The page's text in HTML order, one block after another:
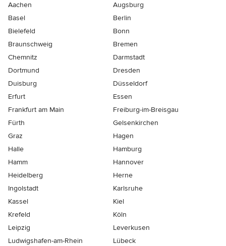
Aachen
Augsburg
Basel
Berlin
Bielefeld
Bonn
Braunschweig
Bremen
Chemnitz
Darmstadt
Dortmund
Dresden
Duisburg
Düsseldorf
Erfurt
Essen
Frankfurt am Main
Freiburg-im-Breisgau
Fürth
Gelsenkirchen
Graz
Hagen
Halle
Hamburg
Hamm
Hannover
Heidelberg
Herne
Ingolstadt
Karlsruhe
Kassel
Kiel
Krefeld
Köln
Leipzig
Leverkusen
Ludwigshafen-am-Rhein
Lübeck